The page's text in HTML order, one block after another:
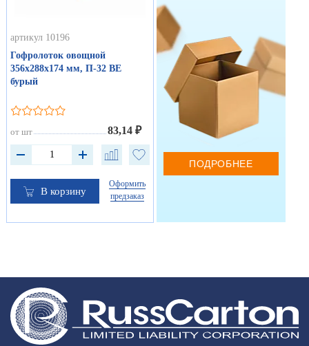
артикул 10196
Гофролоток овощной
356х288х174 мм, П-32 ВЕ
бурый
от шт 83,14 ₽
В корзину
Оформить
предзаказ
ПОДРОБНЕЕ